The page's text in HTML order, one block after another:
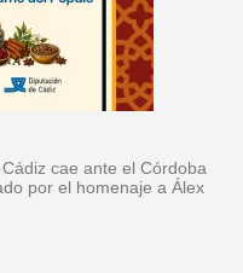
cae ante el Córdoba
por el homenaje a Álex